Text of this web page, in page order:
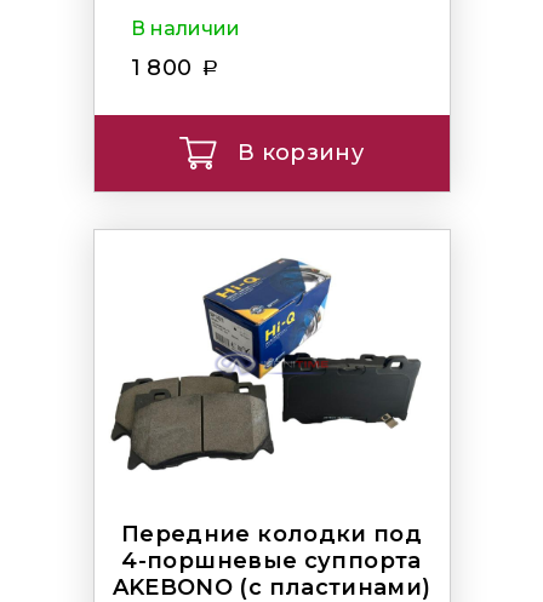
В наличии
1 800
В корзину
Передние колодки под
4-поршневые суппорта
AKEBONO (с пластинами)